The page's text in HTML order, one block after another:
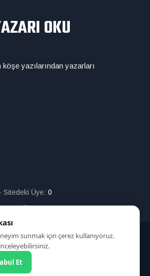
yazılarından yazarları
· Sitedeki Üye: 0
Üye:226
© 2025
sunmak için çerez kullanıyoruz.
inceleyebilirsiniz.
Et